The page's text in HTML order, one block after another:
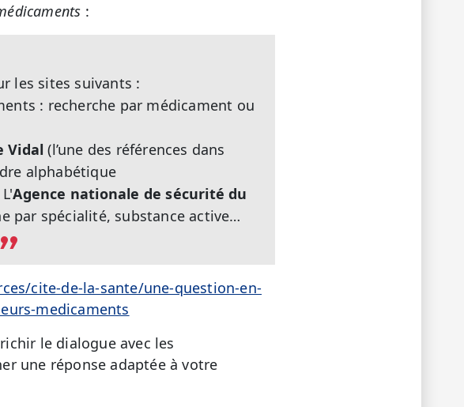
:
les sites suivants :
: recherche par médicament ou
Vidal (l’une des références dans
alphabétique
Agence nationale de sécurité du
par spécialité, substance active…
cite-de-la-sante/une-question-en-
medicaments
le dialogue avec les
une réponse adaptée à votre